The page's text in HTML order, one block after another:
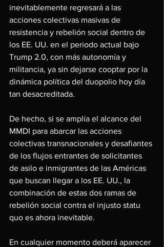
inevitablemente regresará a las
acciones colectivas masivas de
resistencia y rebelión social dentro de
los EE. UU. en el periodo actual bajo
Trump 2.0, con más autonomía y
militancia, ya sin dejarse cooptar por la
dinámica política del duopolio hoy día
tan desacreditada.
De hecho, si se amplía el alcance del
MMDI para abarcar las acciones
colectivas transnacionales y desafiantes
de los flujos entrantes de solicitantes
de asilo e inmigrantes de las Américas
que buscan llegar a los EE. UU., la
combinación de estas dos ramas de
rebelión social contra el injusto statu
quo es ahora inevitable.
En cualquier momento deberá aparecer